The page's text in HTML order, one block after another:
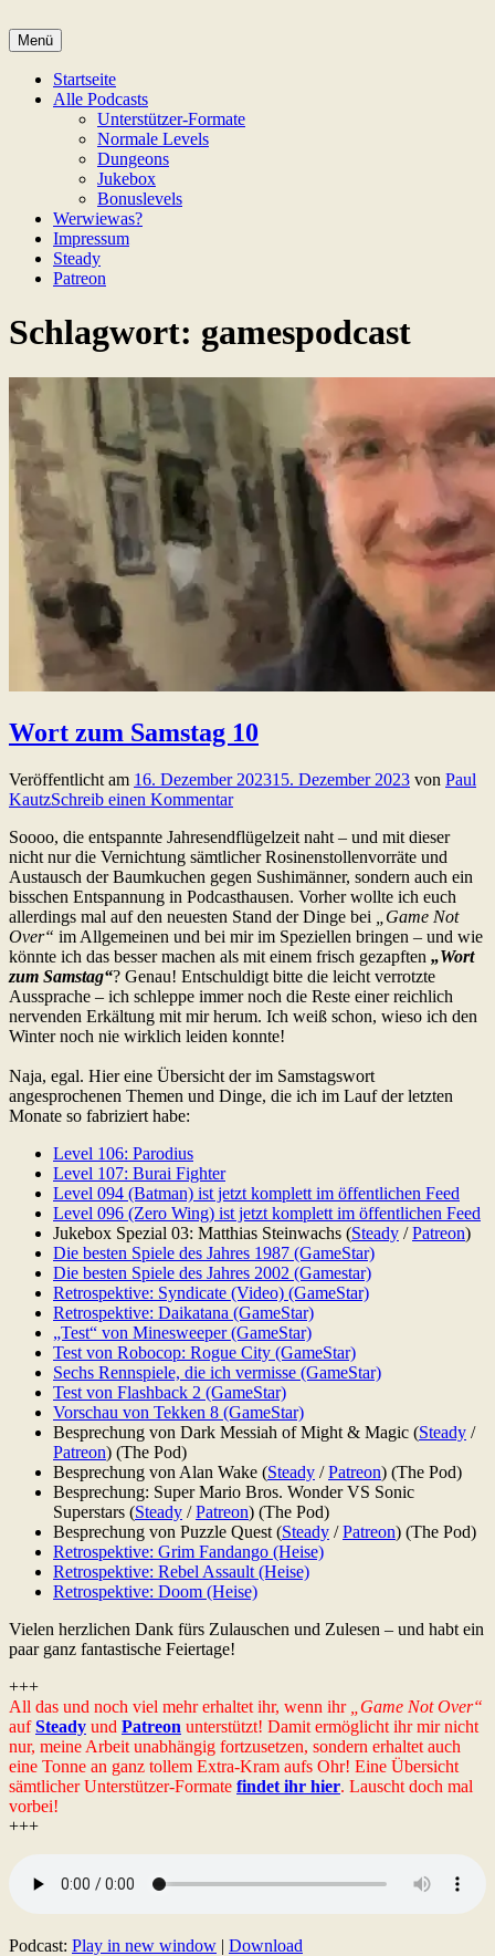
Inhalt
springen
Game Not Over
Menü
Startseite
Alle Podcasts
Unterstützer-Formate
Normale Levels
Dungeons
Jukebox
Bonuslevels
Werwiewas?
Impressum
Steady
Patreon
Schlagwort: gamespodcast
Wort zum Samstag 10
Veröffentlicht am 16. Dezember 202315. Dezember 2023 von Paul
KautzSchreib einen Kommentar
Soooo, die entspannte Jahresendflügelzeit naht – und mit dieser
nicht nur die Vernichtung sämtlicher Rosinenstollenvorräte und
Austausch der Baumkuchen gegen Sushimänner, sondern auch ein
bisschen Entspannung in Podcasthausen. Vorher wollte ich euch
allerdings mal auf den neuesten Stand der Dinge bei
„Game Not
Over“ im Allgemeinen und bei mir im Speziellen bringen – und wie
könnte ich das besser machen als mit einem frisch gezapften „Wort
zum Samstag“? Genau! Entschuldigt bitte die leicht verrotzte
Aussprache – ich schleppe immer noch die Reste einer reichlich
nervenden Erkältung mit mir herum. Ich weiß schon, wieso ich den
Winter noch nie wirklich leiden konnte!
Naja, egal. Hier eine Übersicht der im Samstagswort
angesprochenen Themen und Dinge, die ich im Lauf der letzten
Monate so fabriziert habe:
Level 106: Parodius
Level 107: Burai Fighter
Level 094 (Batman) ist jetzt komplett im öffentlichen Feed
Level 096 (Zero Wing) ist jetzt komplett im öffentlichen Feed
Jukebox Spezial 03: Matthias Steinwachs (Steady /Patreon)
Die besten Spiele des Jahres 1987 (GameStar)
Die besten Spiele des Jahres 2002 (Gamestar)
Retrospektive: Syndicate (Video) (GameStar)
Retrospektive: Daikatana (GameStar)
„Test“ von Minesweeper (GameStar)
Test von Robocop: Rogue City (GameStar)
Sechs Rennspiele, die ich vermisse (GameStar)
Test von Flashback 2 (GameStar)
Vorschau von Tekken 8 (GameStar)
Besprechung von Dark Messiah of Might & Magic (Steady /
Patreon) (The Pod)
Besprechung von Alan Wake (Steady /Patreon) (The Pod)
Besprechung: Super Mario Bros. Wonder VS Sonic
Superstars (Steady /Patreon) (The Pod)
Besprechung von Puzzle Quest (Steady /Patreon) (The Pod)
Retrospektive: Grim Fandango (Heise)
Retrospektive: Rebel Assault (Heise)
Retrospektive: Doom (Heise)
Vielen herzlichen Dank fürs Zulauschen und Zulesen – und habt ein
paar ganz fantastische Feiertage!
+++
All das und noch viel mehr erhaltet ihr, wenn ihr
„Game Not Over“
aufSteady und Patreon unterstützt! Damit ermöglicht ihr mir nicht
nur, meine Arbeit unabhängig fortzusetzen, sondern erhaltet auch
eine Tonne an ganz tollem Extra-Kram aufs Ohr! Eine Übersicht
sämtlicher Unterstützer-Formate findet ihr hier. Lauscht doch mal
vorbei!
+++
Podcast: Play in new window | Download